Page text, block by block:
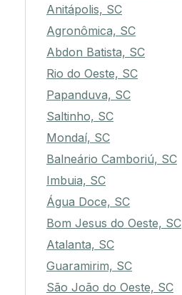
Anitápolis, SC
Agronômica, SC
Abdon Batista, SC
Rio do Oeste, SC
Papanduva, SC
Saltinho, SC
Mondaí, SC
Balneário Camboriú, SC
Imbuia, SC
Água Doce, SC
Bom Jesus do Oeste, SC
Atalanta, SC
Guaramirim, SC
São João do Oeste, SC